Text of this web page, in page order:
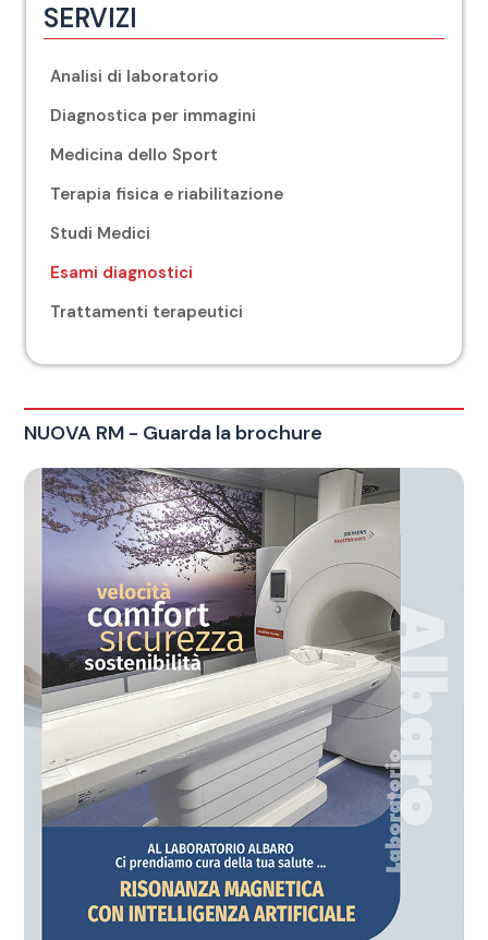
SERVIZI
Analisi di laboratorio
Diagnostica per immagini
Medicina dello Sport
Terapia fisica e riabilitazione
Studi Medici
Esami diagnostici
Trattamenti terapeutici
NUOVA RM - Guarda la brochure